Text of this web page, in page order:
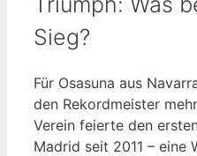
Sieg?
Für Osasuna aus
den Rekordmeister
Verein feierte den
Madrid seit 2011 – eine